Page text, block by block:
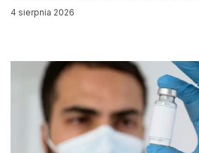
4 sierpnia 2026